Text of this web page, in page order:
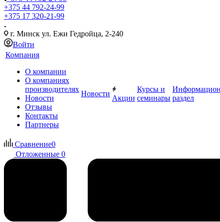
+375 44 792-24-99
+375 17 320-21-99
г. Минск ул. Ежи Гедройца, 2-240
Войти
Компания
О компании
О компаниях
производителях
Новости
Отзывы
Контакты
Партнеры
Новости
Акции
Курсы и
семинары раздел
Сравнение0
Отложенные 0